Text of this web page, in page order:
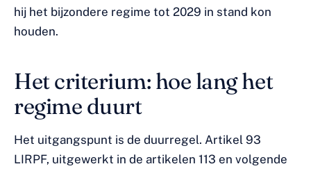
hij het bijzondere regime tot 2029 in stand kon
houden.
Het criterium: hoe lang het
regime duurt
Het uitgangspunt is de duurregel. Artikel 93
LIRPF, uitgewerkt in de artikelen 113 en volgende